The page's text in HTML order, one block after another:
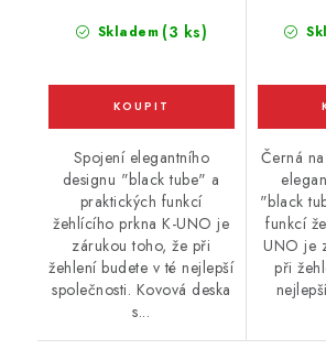
Skladem (3 ks)
Spojení elegantního
designu "black tube" a
praktických funkcí
žehlícího prkna K-UNO je
zárukou toho, že při
žehlení budete v té nejlepší
společnosti. Kovová deska
s...
Černá
"black
funkcí
UNO je
při